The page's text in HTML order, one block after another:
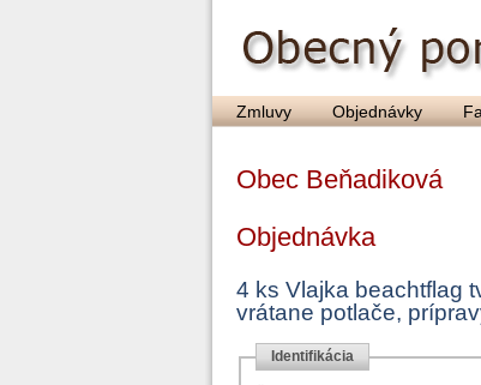
Zmluvy Objednávky
Obec Beňadiková
Objednávka
4 ks Vlajka beachtflag
vrátane potlače,
Identifikácia